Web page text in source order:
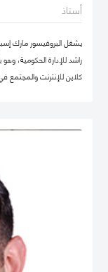
أستاذ
يشغل البروفيسور مارك
راشد للإدارة الحكومية،
كلاين للإنترنت والمجتمع